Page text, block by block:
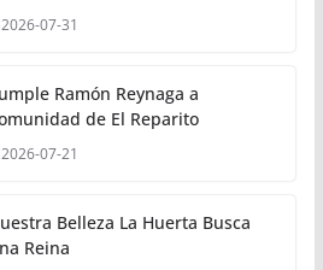
2026-07-31
Ramón Reynaga a
de El Reparito
2026-07-21
Belleza La Huerta Busca
Reina